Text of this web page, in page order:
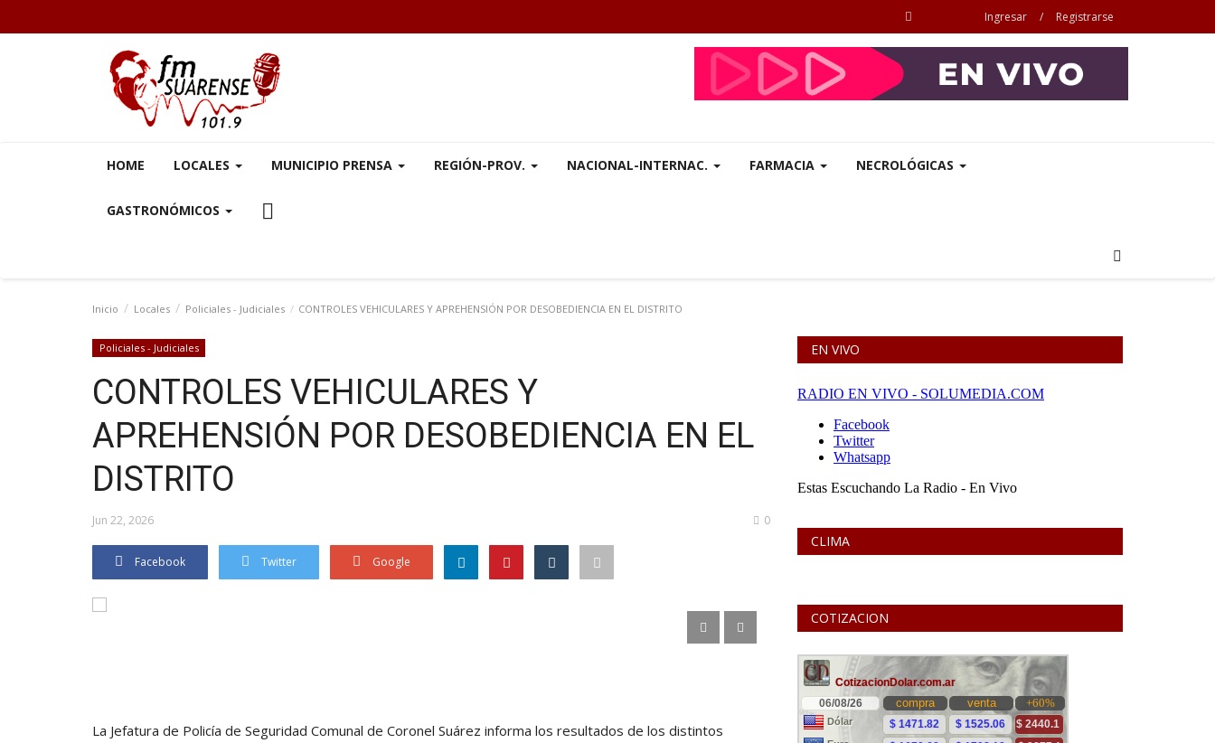
Ingresar / Registrarse
HOME LOCALES MUNICIPIO PRENSA REGIÓN-PROV. NACIONAL-INTERNAC. FARMACIA NECROLÓGICAS
GASTRONÓMICOS
Inicio Locales Policiales - Judiciales CONTROLES VEHICULARES Y APREHENSIÓN POR DESOBEDIENCIA EN EL DISTRITO
Policiales - Judiciales
CONTROLES VEHICULARES Y
APREHENSIÓN POR DESOBEDIENCIA EN EL
DISTRITO
Jun 22, 2026 0
Facebook Twitter Google
La Jefatura de Policía de Seguridad Comunal de Coronel Suárez informa los resultados de los distintos
EN VIVO
CLIMA
COTIZACION